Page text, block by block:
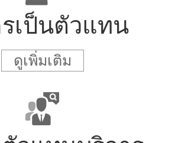
เป็นตัวแทน
ดูเพิ่มเติม